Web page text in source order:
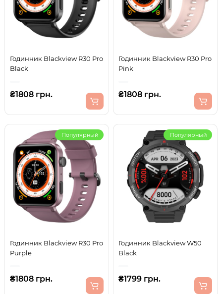
Годинник Blackview R30 Pro
Black
₴1808 грн.
Годинник Blackview R30 Pro
Pink
₴1808 грн.
Популярный
Годинник Blackview R30 Pro
Purple
₴1808 грн.
Популярный
Годинник Blackview W50
Black
₴1799 грн.